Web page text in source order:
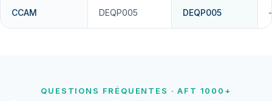
CCAM DEQP005 DEQP005
QUESTIONS FRÉQUENTES · AFT 1000+